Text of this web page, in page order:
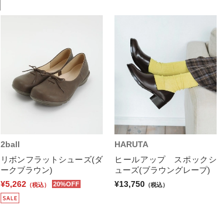
2ball
リボンフラットシューズ(ダ
ークブラウン)
¥5,262 （税込） 20%OFF
HARUTA
ヒールアップ スポックシ
ューズ(ブラウングレープ)
¥13,750 （税込）